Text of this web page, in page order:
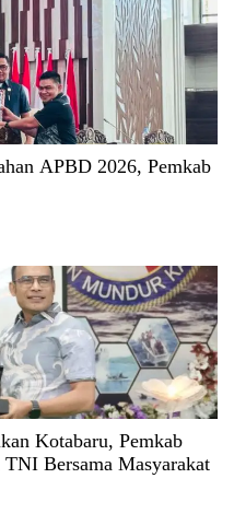
APBD 2026, Pemkab
Kotabaru, Pemkab
Bersama Masyarakat